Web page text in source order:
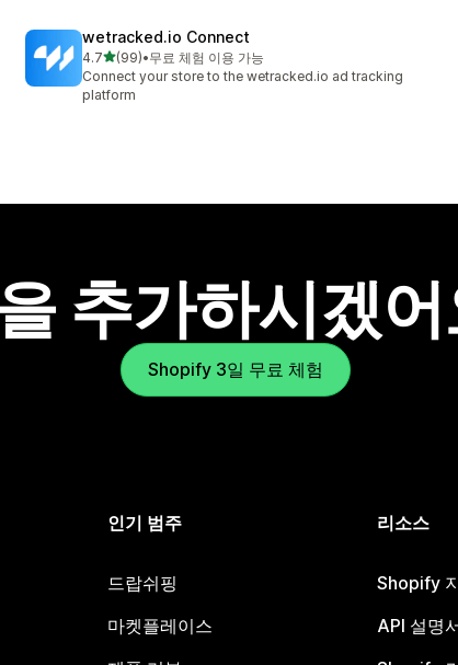
wetracked.io Connect
4.7별 5개 중
(99)
총 리뷰 99개
•무료 체험 이용 가능
Connect your store to the wetracked.io ad tracking
platform
추가하시겠
Shopify 3일 무료 체험
인기 범주
드랍쉬핑
마켓플레이스
리소스
Shopify
API 설명